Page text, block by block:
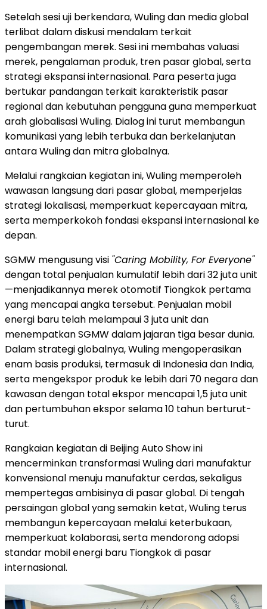
Setelah sesi uji berkendara, Wuling dan media global
terlibat dalam diskusi mendalam terkait
pengembangan merek. Sesi ini membahas valuasi
merek, pengalaman produk, tren pasar global, serta
strategi ekspansi internasional. Para peserta juga
bertukar pandangan terkait karakteristik pasar
regional dan kebutuhan pengguna guna memperkuat
arah globalisasi Wuling. Dialog ini turut membangun
komunikasi yang lebih terbuka dan berkelanjutan
antara Wuling dan mitra globalnya.
Melalui rangkaian kegiatan ini, Wuling memperoleh
wawasan langsung dari pasar global, memperjelas
strategi lokalisasi, memperkuat kepercayaan mitra,
serta memperkokoh fondasi ekspansi internasional ke
depan.
SGMW mengusung visi "Caring Mobility, For Everyone"
dengan total penjualan kumulatif lebih dari 32 juta unit
—menjadikannya merek otomotif Tiongkok pertama
yang mencapai angka tersebut. Penjualan mobil
energi baru telah melampaui 3 juta unit dan
menempatkan SGMW dalam jajaran tiga besar dunia.
Dalam strategi globalnya, Wuling mengoperasikan
enam basis produksi, termasuk di Indonesia dan India,
serta mengekspor produk ke lebih dari 70 negara dan
kawasan dengan total ekspor mencapai 1,5 juta unit
dan pertumbuhan ekspor selama 10 tahun berturut-
turut.
Rangkaian kegiatan di Beijing Auto Show ini
mencerminkan transformasi Wuling dari manufaktur
konvensional menuju manufaktur cerdas, sekaligus
mempertegas ambisinya di pasar global. Di tengah
persaingan global yang semakin ketat, Wuling terus
membangun kepercayaan melalui keterbukaan,
memperkuat kolaborasi, serta mendorong adopsi
standar mobil energi baru Tiongkok di pasar
internasional.